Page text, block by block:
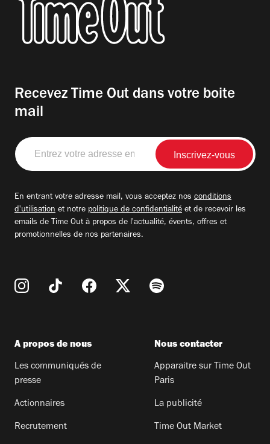
Recevez Time Out dans votre boite
mail
Entrez
votre
adresse
En entrant votre adresse mail, vous acceptez nos conditions
d'utilisation et notre politique de confidentialité et de recevoir les
emails de Time Out à propos de l'actualité, évents, offres et
promotionnelles de nos partenaires.
A propos de nous
Les communiqués de
presse
Actionnaires
Recrutement
Nous contacter
Apparaitre sur Time Out
Paris
La publicité
Time Out Market